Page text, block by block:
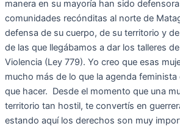
manera en su mayoría han sido
comunidades recónditas al norte de
defensa de su cuerpo, de su territorio y
de las que llegábamos a dar los talleres
Violencia (Ley 779). Yo creo que esas
mucho más de lo que la agenda feminista
que hacer. Desde el momento que una
territorio tan hostil, te convertís en
estando aquí los derechos son muy